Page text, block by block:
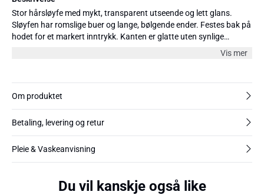
Stor hårsløyfe med mykt, transparent utseende og lett glans.
Sløyfen har romslige buer og lange, bølgende ender. Festes bak på
hodet for et markert inntrykk. Kanten er glatte uten synlige
Vis mer
Om produktet
Betaling, levering og retur
Pleie & Vaskeanvisning
Du vil kanskje også like